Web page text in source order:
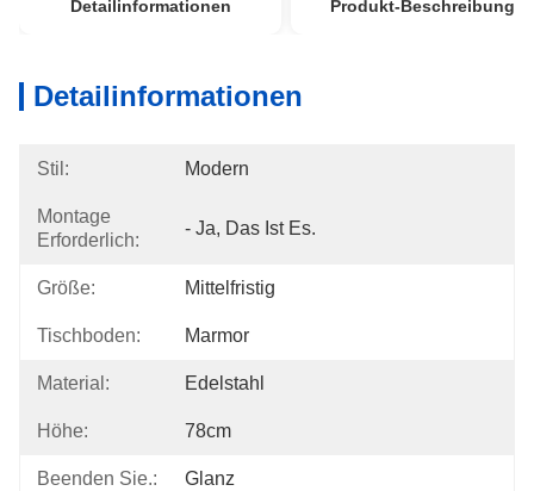
Detailinformationen Produkt-Beschreibung
Detailinformationen
Stil: Modern
Montage
Erforderlich:
- Ja, Das Ist Es.
Größe: Mittelfristig
Tischboden: Marmor
Material: Edelstahl
Höhe: 78cm
Beenden Sie.: Glanz